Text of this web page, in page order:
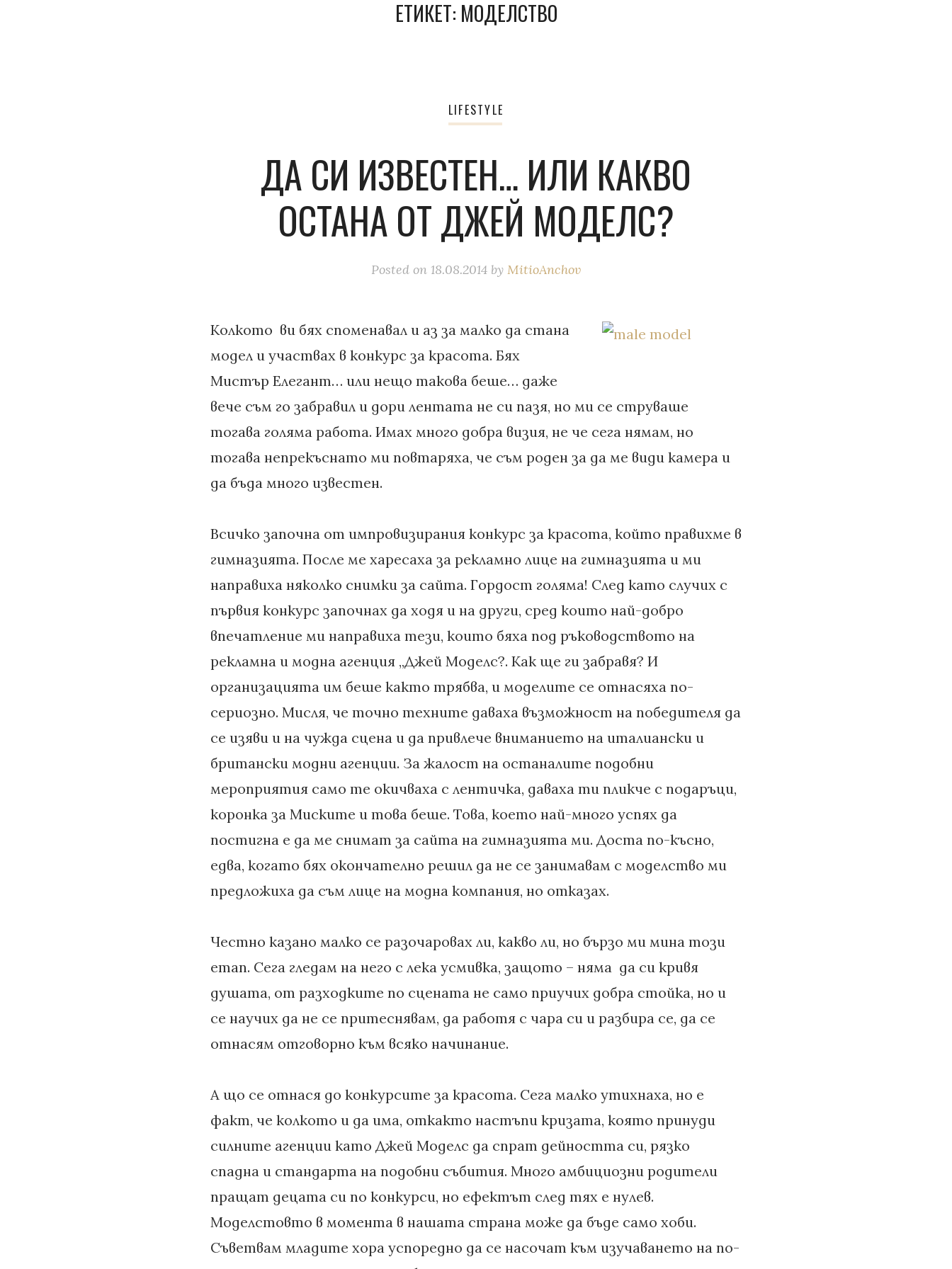
ЕТИКЕТ: МОДЕЛСТВО
LIFESTYLE
ДА СИ ИЗВЕСТЕН… ИЛИ КАКВО
ОСТАНА ОТ ДЖЕЙ МОДЕЛС?
Posted on 18.08.2014 by MitioAnchov
Колкото ви бях споменавал и аз за малко да стана
модел и участвах в конкурс за красота. Бях
Мистър Елегант… или нещо такова беше… даже
вече съм го забравил и дори лентата не си пазя, но ми се струваше
тогава голяма работа. Имах много добра визия, не че сега нямам, но
тогава непрекъснато ми повтаряха, че съм роден за да ме види камера и
да бъда много известен.
Всичко започна от импровизирания конкурс за красота, който правихме в
гимназията. После ме харесаха за рекламно лице на гимназията и ми
направиха няколко снимки за сайта. Гордост голяма! След като случих с
първия конкурс започнах да ходя и на други, сред които най-добро
впечатление ми направиха тези, които бяха под ръководството на
рекламна и модна агенция „Джей Моделс?. Как ще ги забравя? И
организацията им беше както трябва, и моделите се отнасяха по-
сериозно. Мисля, че точно техните даваха възможност на победителя да
се изяви и на чужда сцена и да привлече вниманието на италиански и
британски модни агенции. За жалост на останалите подобни
мероприятия само те окичваха с лентичка, даваха ти пликче с подаръци,
коронка за Миските и това беше. Това, което най-много успях да
постигна е да ме снимат за сайта на гимназията ми. Доста по-късно,
едва, когато бях окончателно решил да не се занимавам с моделство ми
предложиха да съм лице на модна компания, но отказах.
Честно казано малко се разочаровах ли, какво ли, но бързо ми мина този
етап. Сега гледам на него с лека усмивка, защото – няма да си кривя
душата, от разходките по сцената не само приучих добра стойка, но и
се научих да не се притеснявам, да работя с чара си и разбира се, да се
отнасям отговорно към всяко начинание.
А що се отнася до конкурсите за красота. Сега малко утихнаха, но е
факт, че колкото и да има, откакто настъпи кризата, която принуди
силните агенции като Джей Моделс да спрат дейността си, рязко
спадна и стандарта на подобни събития. Много амбициозни родители
пращат децата си по конкурси, но ефектът след тях е нулев.
Моделстовто в момента в нашата страна може да бъде само хоби.
Съветвам младите хора успоредно да се насочат към изучаването на по-